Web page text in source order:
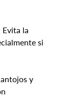
la
si
y